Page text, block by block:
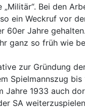
Bei den
ein Weckruf vor
Jahre
ganz so früh wie
zur Gründung
Spielmannszug
1933 auch
SA